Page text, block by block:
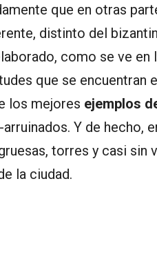
que en otras
distinto del
como se ve en
que se encuentran
los mejores ejemplos
Y de hecho,
torres y casi sin
la ciudad.